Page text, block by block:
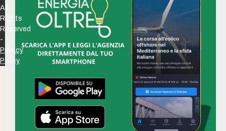
All
Rights
Reserved
-
Privacy
Policy